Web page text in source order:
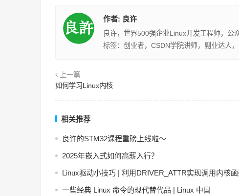
作者: 良许
良许，世界500强企业Linux开发工程师，公
标签：创业者，CSDN学院讲师，副业达人
上一篇
如何学习Linux内核
相关推荐
良许的STM32课程重磅上线啦～
2025年嵌入式如何高薪入行？
Linux驱动小技巧 | 利用DRIVER_ATTR实现调用内核
一些经典 Linux 命令的现代替代品 | Linux 中国